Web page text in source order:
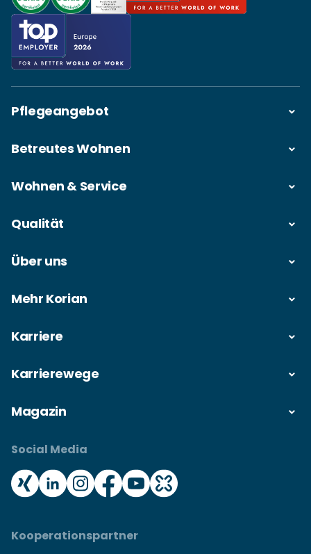
Pflegeangebot
Betreutes Wohnen
Wohnen & Service
Qualität
Über uns
Mehr Korian
Karriere
Karrierewege
Magazin
Social Media
Kooperationspartner